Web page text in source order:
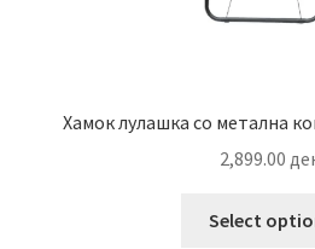
Хамок лулашка со метална
2,899.00
Select